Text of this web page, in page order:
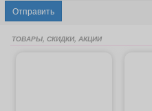
Отправить
ТОВАРЫ, СКИДКИ, АКЦИИ